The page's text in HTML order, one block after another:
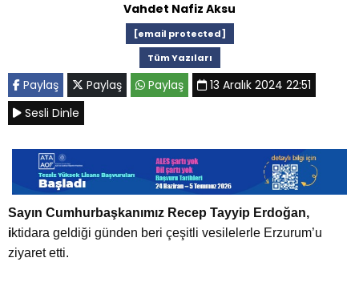
Vahdet Nafiz Aksu
[email protected]
Tüm Yazıları
Paylaş Paylaş Paylaş
13 Aralık 2024 22:51
Sesli Dinle
Sayın Cumhurbaşkanımız Recep Tayyip Erdoğan,
iktidara geldiği günden beri çeşitli vesilelerle Erzurum’u
ziyaret etti.